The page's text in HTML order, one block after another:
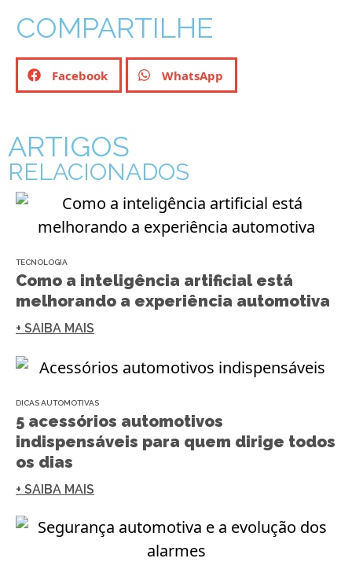
COMPARTILHE
Facebook WhatsApp
ARTIGOS
RELACIONADOS
TECNOLOGIA
Como a inteligência artificial está
melhorando a experiência automotiva
+ SAIBA MAIS
DICAS AUTOMOTIVAS
5 acessórios automotivos
indispensáveis para quem dirige todos
os dias
+ SAIBA MAIS